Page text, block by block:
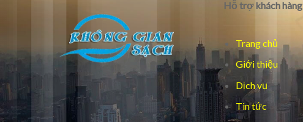
Hỗ trợ khách hàng
Trang chủ
Giới thiệu
Dịch vụ
Tin tức